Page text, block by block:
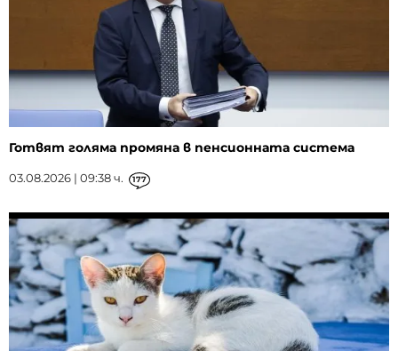
Готвят голяма промяна в пенсионната система
03.08.2026 | 09:38 ч. 177